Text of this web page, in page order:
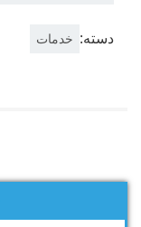
دسته: خدمات